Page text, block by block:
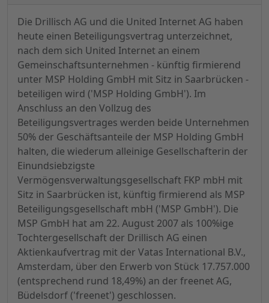
Die Drillisch AG und die United Internet AG haben
heute einen Beteiligungsvertrag unterzeichnet,
nach dem sich United Internet an einem
Gemeinschaftsunternehmen - künftig firmierend
unter MSP Holding GmbH mit Sitz in Saarbrücken -
beteiligen wird ('MSP Holding GmbH'). Im
Anschluss an den Vollzug des
Beteiligungsvertrages werden beide Unternehmen
50% der Geschäftsanteile der MSP Holding GmbH
halten, die wiederum alleinige Gesellschafterin der
Einundsiebzigste
Vermögensverwaltungsgesellschaft FKP mbH mit
Sitz in Saarbrücken ist, künftig firmierend als MSP
Beteiligungsgesellschaft mbH ('MSP GmbH'). Die
MSP GmbH hat am 22. August 2007 als 100%ige
Tochtergesellschaft der Drillisch AG einen
Aktienkaufvertrag mit der Vatas International B.V.,
Amsterdam, über den Erwerb von Stück 17.757.000
(entsprechend rund 18,49%) an der freenet AG,
Büdelsdorf ('freenet') geschlossen.